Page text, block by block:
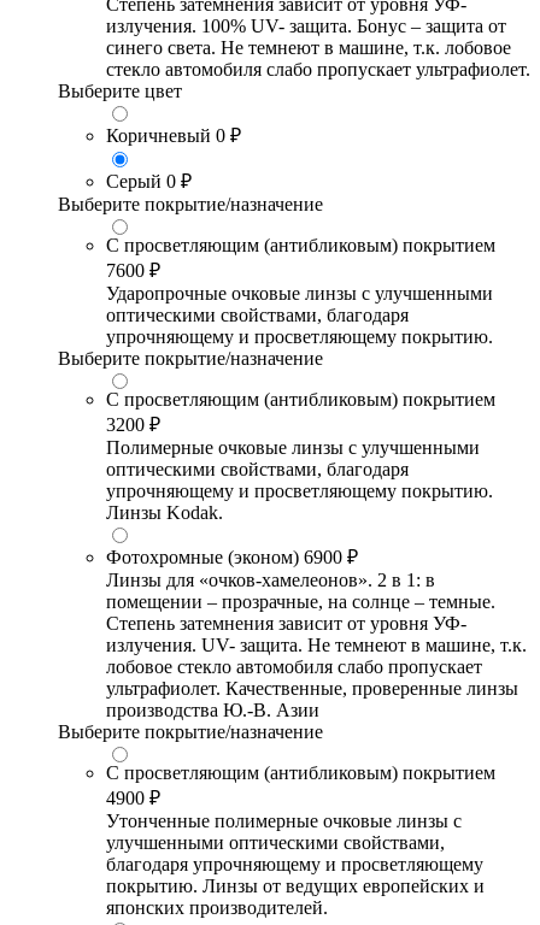
Степень затемнения зависит от уровня УФ-
излучения. 100% UV- защита. Бонус – защита от
синего света. Не темнеют в машине, т.к. лобовое
стекло автомобиля слабо пропускает ультрафиолет.
Выберите цвет
Коричневый 0 ₽
Серый 0 ₽
Выберите покрытие/назначение
С просветляющим (антибликовым) покрытием
7600 ₽
Ударопрочные очковые линзы с улучшенными
оптическими свойствами, благодаря
упрочняющему и просветляющему покрытию.
Выберите покрытие/назначение
С просветляющим (антибликовым) покрытием
3200 ₽
Полимерные очковые линзы с улучшенными
оптическими свойствами, благодаря
упрочняющему и просветляющему покрытию.
Линзы Kodak.
Фотохромные (эконом) 6900 ₽
Линзы для «очков-хамелеонов». 2 в 1: в
помещении – прозрачные, на солнце – темные.
Степень затемнения зависит от уровня УФ-
излучения. UV- защита. Не темнеют в машине, т.к.
лобовое стекло автомобиля слабо пропускает
ультрафиолет. Качественные, проверенные линзы
производства Ю.-В. Азии
Выберите покрытие/назначение
С просветляющим (антибликовым) покрытием
4900 ₽
Утонченные полимерные очковые линзы с
улучшенными оптическими свойствами,
благодаря упрочняющему и просветляющему
покрытию. Линзы от ведущих европейских и
японских производителей.